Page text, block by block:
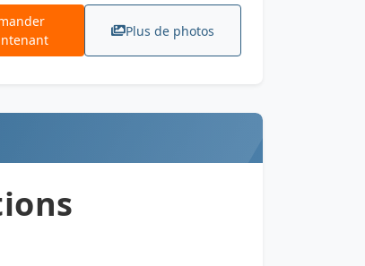
Plus de photos